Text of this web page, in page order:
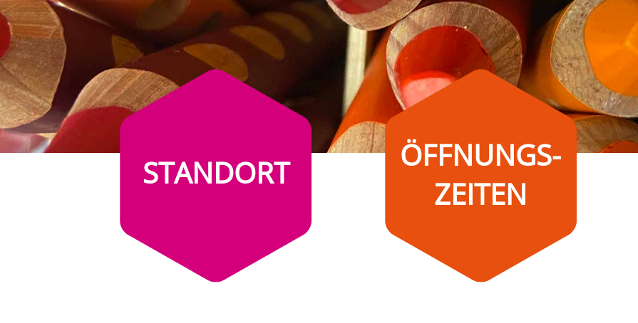
STANDORT
Titiseestr. 28
79822 Titisee-Neustadt
ÖFFNUNGS-
ZEITEN
Mo. Di. Do. Fr.
9 bis 13:15 Uhr und
Samstag 9 bis 12:30 Uhr